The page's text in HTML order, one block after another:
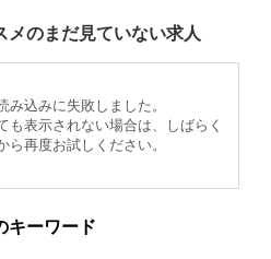
メのまだ見ていない求人
み込みに失敗しました。
も表示されない場合は、しばらく
ら再度お試しください。
キーワード